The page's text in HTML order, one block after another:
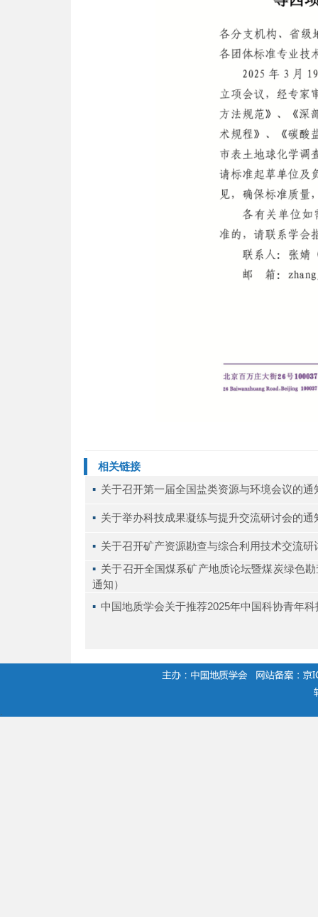
相关链接
▪ 关于召开第一届全国盐类资源与环境会议的通
▪ 关于举办科技成果凝练与提升交流研讨会的通
▪ 关于召开矿产资源勘查与综合利用技术交流
▪ 关于召开全国煤系矿产地质论坛暨煤炭绿色
通知）
▪ 中国地质学会关于推荐2025年中国科协青年
.